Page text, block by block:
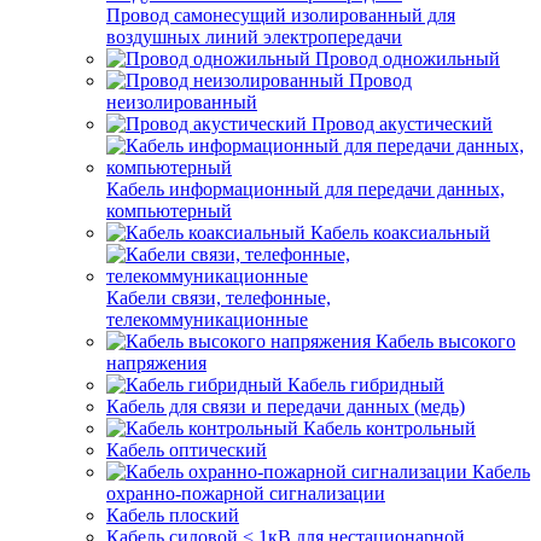
Провод самонесущий изолированный для
воздушных линий электропередачи
Провод одножильный
Провод
неизолированный
Провод акустический
Кабель информационный для передачи данных,
компьютерный
Кабель коаксиальный
Кабели связи, телефонные,
телекоммуникационные
Кабель высокого
напряжения
Кабель гибридный
Кабель для связи и передачи данных (медь)
Кабель контрольный
Кабель оптический
Кабель
охранно-пожарной сигнализации
Кабель плоский
Кабель силовой < 1кВ для нестационарной